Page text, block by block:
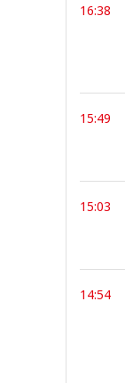
16:38
15:49
15:03
14:54